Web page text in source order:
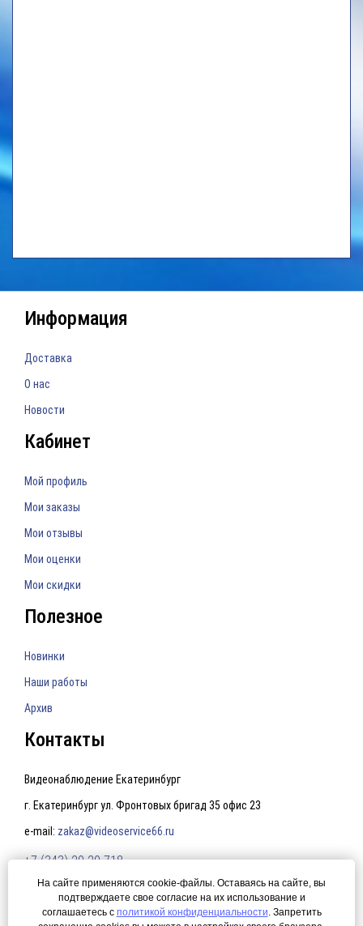
Информация
Доставка
О нас
Новости
Кабинет
Мой профиль
Мои заказы
Мои отзывы
Мои оценки
Мои скидки
Полезное
Новинки
Наши работы
Архив
Контакты
Видеонаблюдение Екатеринбург
г. Екатеринбург ул. Фронтовых бригад 35 офис 23
e-mail: zakaz@videoservice66.ru
+7 (343) 20-20-718
На сайте применяются cookie-файлы. Оставаясь на сайте, вы
подтверждаете свое согласие на их использование и
соглашаетесь с политикой конфиденциальности. Запретить
Политика конфиденциальности